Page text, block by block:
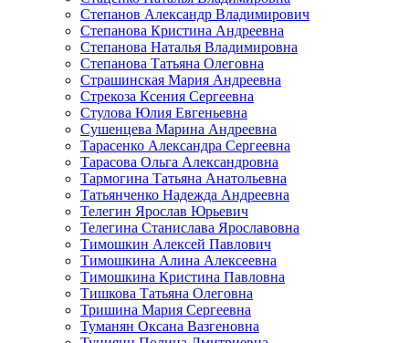
Степанов Александр Владимирович
Степанова Кристина Андреевна
Степанова Наталья Владимировна
Степанова Татьяна Олеговна
Страшинская Мария Андреевна
Стрекоза Ксения Сергеевна
Стулова Юлия Евгеньевна
Сушенцева Марина Андреевна
Тарасенко Александра Сергеевна
Тарасова Ольга Александровна
Тармогина Татьяна Анатольевна
Татьянченко Надежда Андреевна
Телегин Ярослав Юрьевич
Телегина Станислава Ярославовна
Тимошкин Алексей Павлович
Тимошкина Алина Алексеевна
Тимошкина Кристина Павловна
Тишкова Татьяна Олеговна
Тришина Мария Сергеевна
Туманян Оксана Вазгеновна